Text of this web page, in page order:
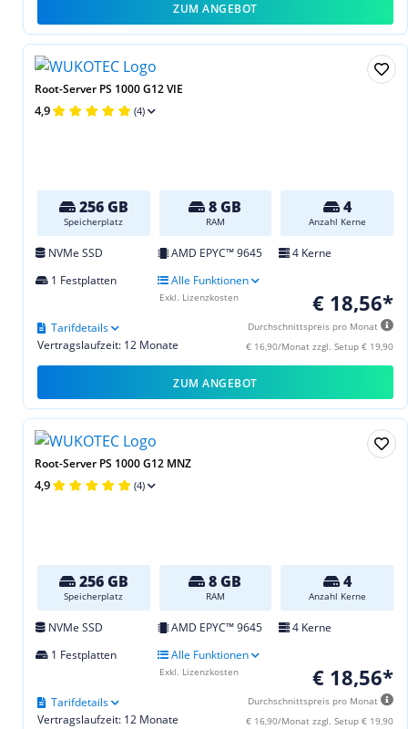
ZUM ANGEBOT
Root-Server PS 1000 G12 VIE
4,9 (4)
256 GB
Speicherplatz
8 GB
RAM
4
Anzahl Kerne
NVMe SSD AMD EPYC™ 9645
4 Kerne
1 Festplatten
Alle Funktionen
€ 18,56*
Durchschnittspreis pro Monat
€ 16,90/Monat zzgl. Setup € 19,90
Vertragslaufzeit: 12 Monate
Tarifdetails
Exkl. Lizenzkosten
ZUM ANGEBOT
Root-Server PS 1000 G12 MNZ
4,9 (4)
256 GB
Speicherplatz
8 GB
RAM
4
Anzahl Kerne
NVMe SSD AMD EPYC™ 9645
4 Kerne
1 Festplatten
Alle Funktionen
€ 18,56*
Durchschnittspreis pro Monat
€ 16,90/Monat zzgl. Setup € 19,90
Vertragslaufzeit: 12 Monate
Tarifdetails
Exkl. Lizenzkosten